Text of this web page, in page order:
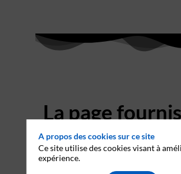
La page
en cours de
construction
A propos des cookies sur ce site
Ce site utilise des cookies visant à
expérience.